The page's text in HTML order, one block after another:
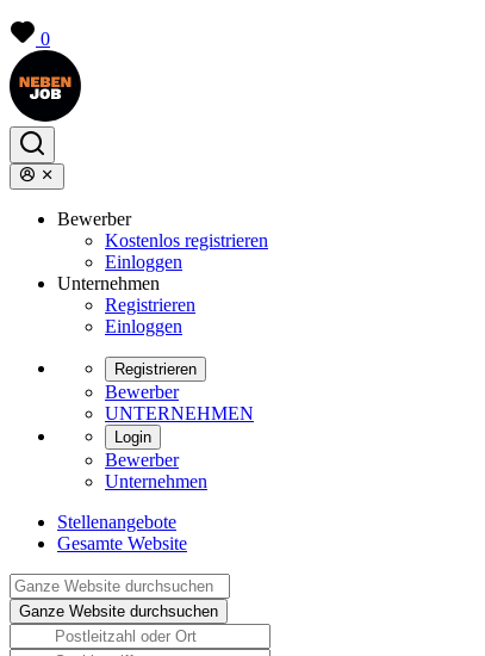
0
Bewerber
Kostenlos registrieren
Einloggen
Unternehmen
Registrieren
Einloggen
Registrieren
Bewerber
UNTERNEHMEN
Login
Bewerber
Unternehmen
Stellenangebote
Gesamte Website